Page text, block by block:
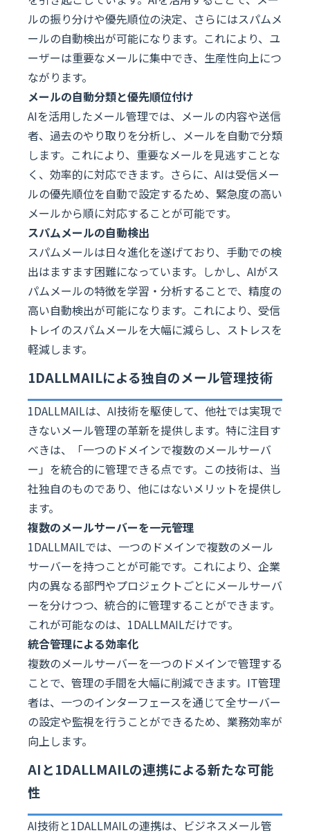
ルの振り分けや優先順位の決定、さらにはスパムメ
ールの自動検出が可能になります。これにより、ユ
ーザーは重要なメールに集中でき、生産性向上につ
ながります。
メールの自動分類と優先順位付け
AIを活用したメール管理では、メールの内容や送信
者、過去のやり取りを分析し、メールを自動で分類
します。これにより、重要なメールを見逃すことな
く、効率的に対応できます。さらに、AIは受信メー
ルの優先順位を自動で設定するため、緊急度の高い
メールから順に対応することが可能です。
スパムメールの自動検出
スパムメールは日々進化を遂げており、手動での検
出はますます困難になっています。しかし、AIがス
パムメールの特徴を学習・分析することで、精度の
高い自動検出が可能になります。これにより、受信
トレイのスパムメールを大幅に減らし、ストレスを
軽減します。
1DALLMAILによる独自のメール管理技術
1DALLMAILは、AI技術を駆使して、他社では実現で
きないメール管理の革新を提供します。特に注目す
べきは、「一つのドメインで複数のメールサーバ
ー」を統合的に管理できる点です。この技術は、当
社独自のものであり、他にはないメリットを提供し
ます。
複数のメールサーバーを一元管理
1DALLMAILでは、一つのドメインで複数のメール
サーバーを持つことが可能です。これにより、企業
内の異なる部門やプロジェクトごとにメールサーバ
ーを分けつつ、統合的に管理することができます。
これが可能なのは、1DALLMAILだけです。
統合管理による効率化
複数のメールサーバーを一つのドメインで管理する
ことで、管理の手間を大幅に削減できます。IT管理
者は、一つのインターフェースを通じて全サーバー
の設定や監視を行うことができるため、業務効率が
向上します。
AIと1DALLMAILの連携による新たな可能
性
AI技術と1DALLMAILの連携は、ビジネスメール管